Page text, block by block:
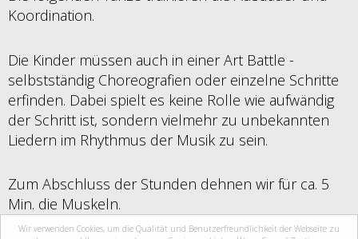
Wir verwenden Cookies, um die Qualität und Benutzerfreundlichkeit der Webseite zu
Koordination.
Die Kinder müssen auch in einer Art Battle -
selbstständig Choreografien oder einzelne Schritte
erfinden. Dabei spielt es keine Rolle wie aufwändig
der Schritt ist, sondern vielmehr zu unbekannten
Liedern im Rhythmus der Musik zu sein.
Zum Abschluss der Stunden dehnen wir für ca. 5
Min. die Muskeln.